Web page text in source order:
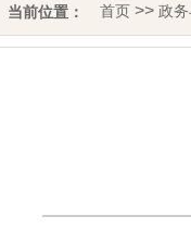
当前位置： 首页>> 政